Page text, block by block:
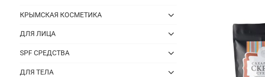
КРЫМСКАЯ КОСМЕТИКА
ДЛЯ ЛИЦА
SPF СРЕДСТВА
ДЛЯ ТЕЛА